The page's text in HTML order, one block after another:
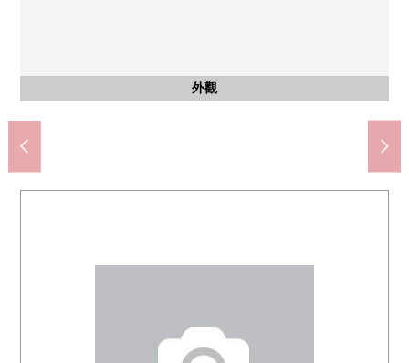
外觀
入口
入口
Mybasket青物橫丁站西店(約70m)
ＯＫ青物橫丁商店(約450m)
全家便利店青物橫丁站北店(約260m)
SUNDRUG青物橫丁商店(約310m)
南品川2郵局(約360m)
ATRE大井町(約800m)
蒞臨小學(約710m)
濱川中學(約1200m)
大井公園(約540m)
柴田內科、消化器科診所(約360m)